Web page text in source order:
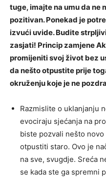
tuge, imajte na umu da ne
pozitivan. Ponekad je
izvući uvide. Budite
zasjati! Princip zamjene
promijeniti svoj život bez
da nešto otpustite prije
okruženju koje je ne
Razmislite o uklanjanju
evociraju sjećanja na
biste pozvali nešto
otpustiti staro. Ovo je
na sve, svugdje. Sreća
se kada ste ga spremni